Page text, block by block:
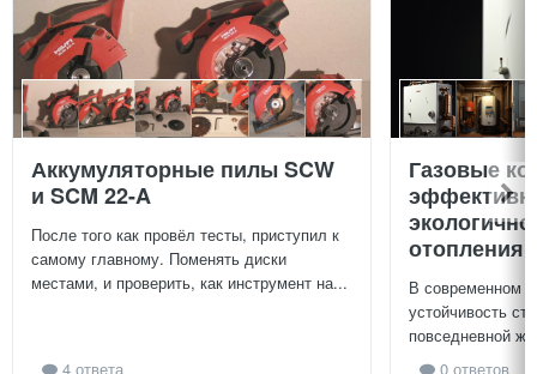
Аккумуляторные пилы SCW
и SCM 22-A
После того как провёл тесты, приступил к
самому главному. Поменять диски
местами, и проверить, как инструмент на...
4 ответа
Газовые
отопления
В современном
устойчивость
повседневной
0 ответов